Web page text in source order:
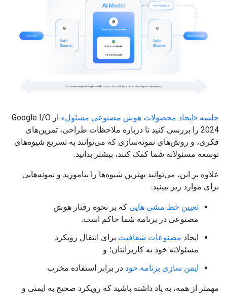
جلسه «ایجاد محصولات هوش مصنوعی مسئول»
از Google I/O
2024 را بررسی کنید تا درباره ملاحظات طراحی، تمرین‌های
فکری، و روش‌های نمونه‌سازی که می‌توانند به تسریع شیوه‌های
توسعه مسئولانه شما کمک کنند، بیشتر بدانید.
علاوه بر این، می‌توانید بهترین شیوه‌ها را بیاموزید و نمونه‌هایی
برای موارد زیر ببینید:
تعیین خط مشی هایی که بر نحوه رفتار هوش
مصنوعی در برنامه شما حاکم است.
ایجاد مصنوعات شفافیت برای انتقال رویکرد
مسئولانه خود به کاربرانتان؛ و
ایمن سازی برنامه خود در برابر استفاده مخرب
مهمتر از همه، به یاد داشته باشید که رویکرد صحیح به ایمنی و